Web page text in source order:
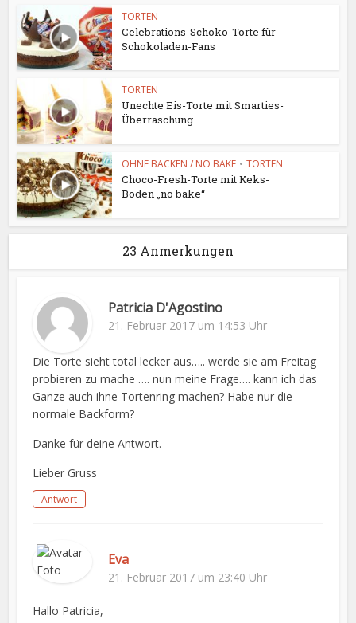
TORTEN
Celebrations-Schoko-Torte für
Schokoladen-Fans
TORTEN
Unechte Eis-Torte mit Smarties-
Überraschung
OHNE BACKEN / NO BAKE • TORTEN
Choco-Fresh-Torte mit Keks-
Boden „no bake“
23 Anmerkungen
Patricia D'Agostino
21. Februar 2017 um 14:53 Uhr
Die Torte sieht total lecker aus….. werde sie am Freitag
probieren zu mache …. nun meine Frage…. kann ich das
Ganze auch ihne Tortenring machen? Habe nur die
normale Backform?
Danke für deine Antwort.
Lieber Gruss
Antwort
Eva
21. Februar 2017 um 23:40 Uhr
Hallo Patricia,